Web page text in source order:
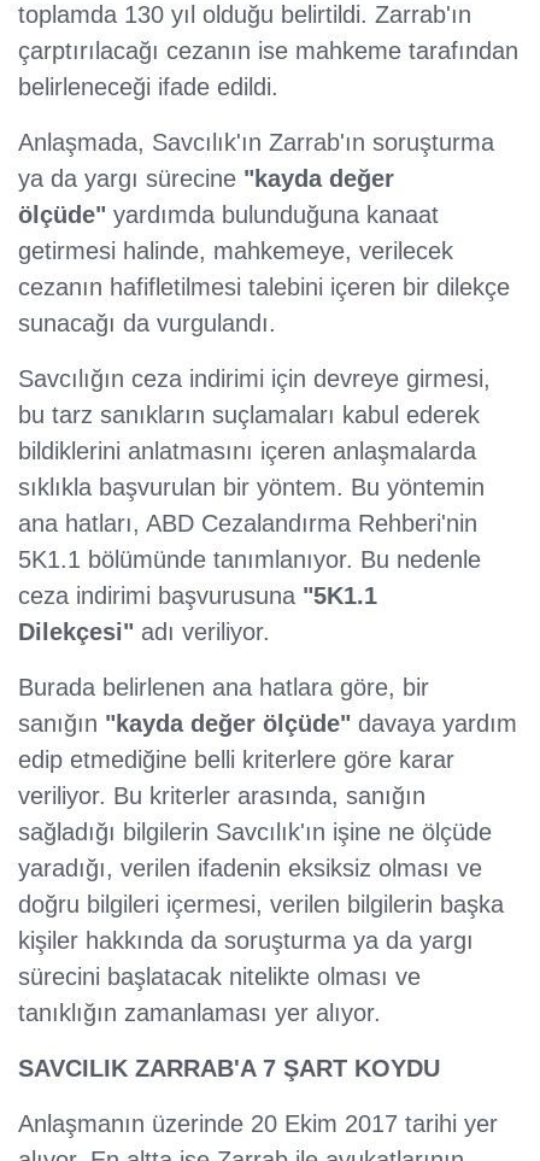
toplamda 130 yıl olduğu belirtildi. Zarrab'ın
çarptırılacağı cezanın ise mahkeme tarafından
belirleneceği ifade edildi.
Anlaşmada, Savcılık'ın Zarrab'ın soruşturma
ya da yargı sürecine "kayda değer
ölçüde" yardımda bulunduğuna kanaat
getirmesi halinde, mahkemeye, verilecek
cezanın hafifletilmesi talebini içeren bir dilekçe
sunacağı da vurgulandı.
Savcılığın ceza indirimi için devreye girmesi,
bu tarz sanıkların suçlamaları kabul ederek
bildiklerini anlatmasını içeren anlaşmalarda
sıklıkla başvurulan bir yöntem. Bu yöntemin
ana hatları, ABD Cezalandırma Rehberi'nin
5K1.1 bölümünde tanımlanıyor. Bu nedenle
ceza indirimi başvurusuna "5K1.1
Dilekçesi" adı veriliyor.
Burada belirlenen ana hatlara göre, bir
sanığın "kayda değer ölçüde" davaya yardım
edip etmediğine belli kriterlere göre karar
veriliyor. Bu kriterler arasında, sanığın
sağladığı bilgilerin Savcılık'ın işine ne ölçüde
yaradığı, verilen ifadenin eksiksiz olması ve
doğru bilgileri içermesi, verilen bilgilerin başka
kişiler hakkında da soruşturma ya da yargı
sürecini başlatacak nitelikte olması ve
tanıklığın zamanlaması yer alıyor.
SAVCILIK ZARRAB'A 7 ŞART KOYDU
Anlaşmanın üzerinde 20 Ekim 2017 tarihi yer